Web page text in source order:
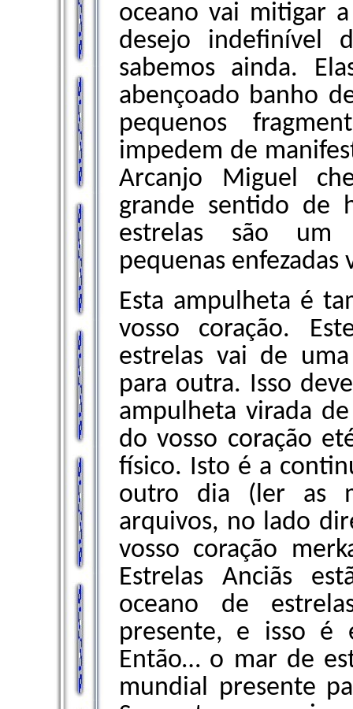
oceano vai mitigar
desejo indefinível
sabemos ainda.
abençoado banho
pequenos
impedem de
Arcanjo Miguel
grande sentido de
estrelas são um
pequenas enfezadas
Esta ampulheta é
vosso coração.
estrelas vai de
para outra. Isso
ampulheta virada
do vosso coração
físico. Isto é a
outro dia (ler as
arquivos, no lado
vosso coração
Estrelas Anciãs
oceano de
presente, e isso é
Então… o mar de
mundial presente